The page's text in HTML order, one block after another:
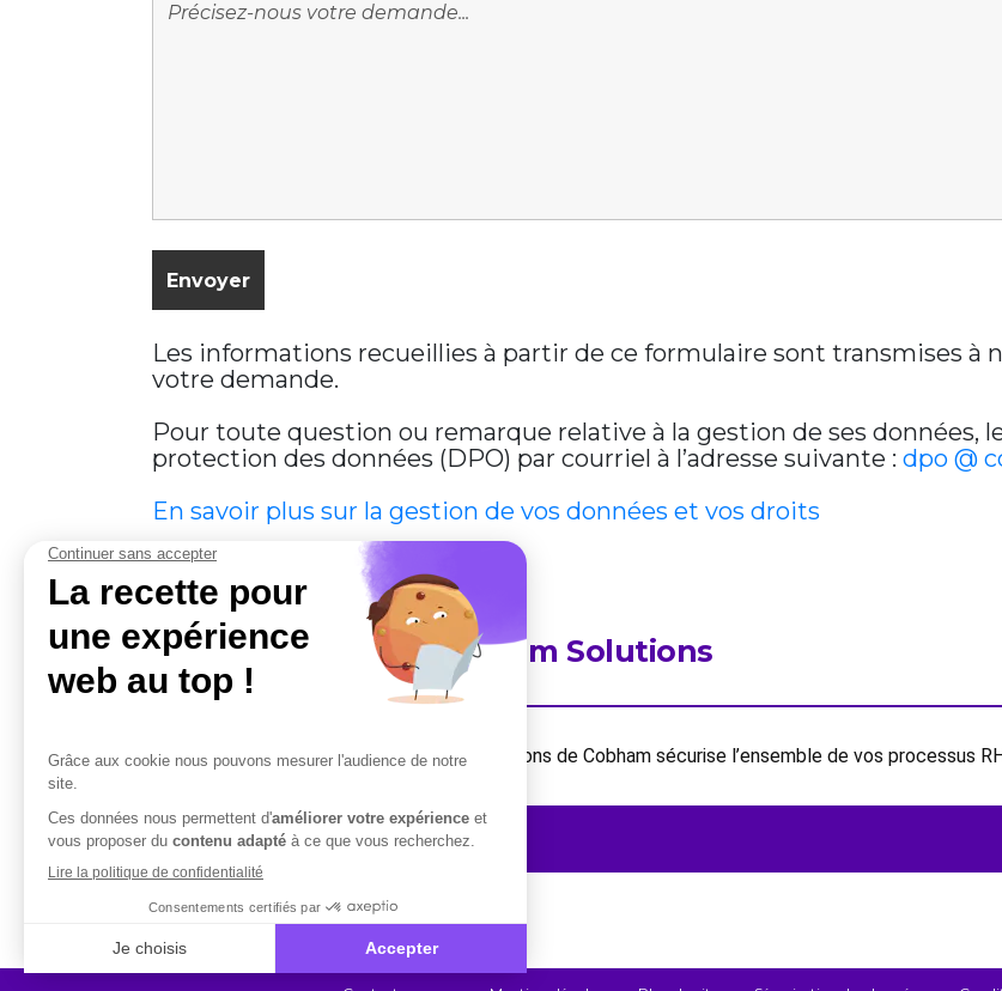
Les informations recueillies à partir de ce formulaire sont transmises à
votre demande.
Pour toute question ou remarque relative à la gestion de ses données,
protection des données (DPO) par courriel à l’adresse suivante : dpo @
En savoir plus sur la gestion de vos données et vos droits
En savoir plus sur Cobham Solutions
Destiné aux professionnels, la suite de solutions de Cobham sécurise l’ensemble de vos processus
Contactez-nous